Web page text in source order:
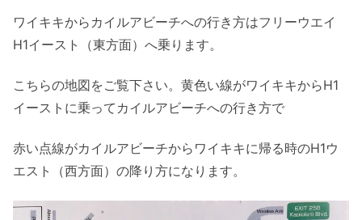
ワイキキからカイルアビーチへの行き方はフリーウエイ
H1イースト（東方面）へ乗ります。
こちらの地図をご覧下さい。黄色い線がワイキキからH1
イーストに乗ってカイルアビーチへの行き方で
赤い点線がカイルアビーチからワイキキに帰る時のH1ウ
エスト（西方面）の降り方になります。